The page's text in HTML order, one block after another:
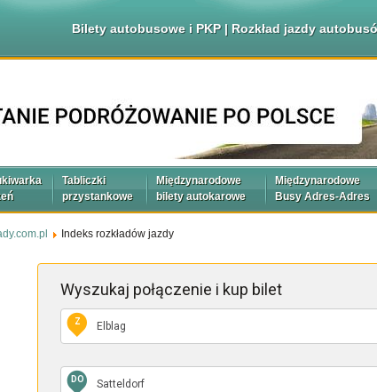
Bilety autobusowe i PKP | Rozkład jazdy
Tabliczki
przystankowe
Międzynarodowe
bilety autokarowe
Międzynarodowe
Busy Adres-Adres
Indeks rozkładów jazdy
Wyszukaj połączenie i kup bilet
Z
DO